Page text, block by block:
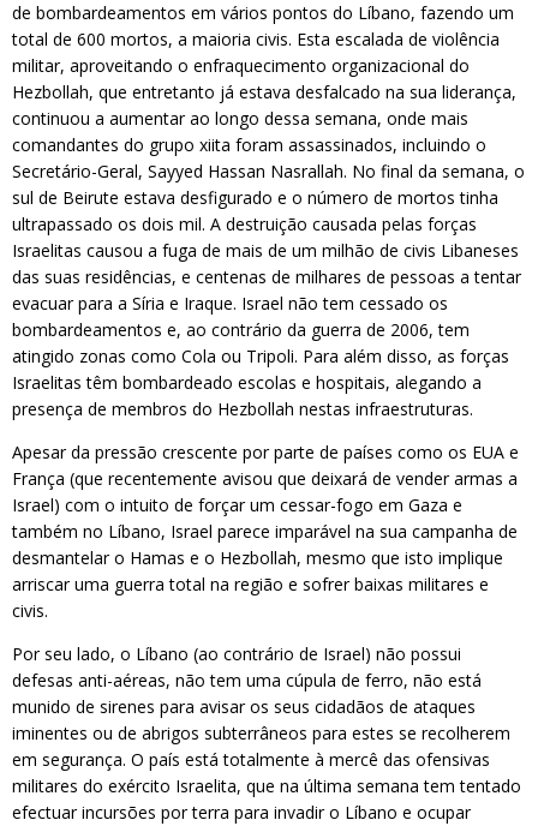
de bombardeamentos em vários pontos do Líbano, fazendo um
total de 600 mortos, a maioria civis. Esta escalada de violência
militar, aproveitando o enfraquecimento organizacional do
Hezbollah, que entretanto já estava desfalcado na sua liderança,
continuou a aumentar ao longo dessa semana, onde mais
comandantes do grupo xiita foram assassinados, incluindo o
Secretário-Geral, Sayyed Hassan Nasrallah. No final da semana, o
sul de Beirute estava desfigurado e o número de mortos tinha
ultrapassado os dois mil. A destruição causada pelas forças
Israelitas causou a fuga de mais de um milhão de civis Libaneses
das suas residências, e centenas de milhares de pessoas a tentar
evacuar para a Síria e Iraque. Israel não tem cessado os
bombardeamentos e, ao contrário da guerra de 2006, tem
atingido zonas como Cola ou Tripoli. Para além disso, as forças
Israelitas têm bombardeado escolas e hospitais, alegando a
presença de membros do Hezbollah nestas infraestruturas.
Apesar da pressão crescente por parte de países como os EUA e
França (que recentemente avisou que deixará de vender armas a
Israel) com o intuito de forçar um cessar-fogo em Gaza e
também no Líbano, Israel parece imparável na sua campanha de
desmantelar o Hamas e o Hezbollah, mesmo que isto implique
arriscar uma guerra total na região e sofrer baixas militares e
civis.
Por seu lado, o Líbano (ao contrário de Israel) não possui
defesas anti-aéreas, não tem uma cúpula de ferro, não está
munido de sirenes para avisar os seus cidadãos de ataques
iminentes ou de abrigos subterrâneos para estes se recolherem
em segurança. O país está totalmente à mercê das ofensivas
militares do exército Israelita, que na última semana tem tentado
efectuar incursões por terra para invadir o Líbano e ocupar